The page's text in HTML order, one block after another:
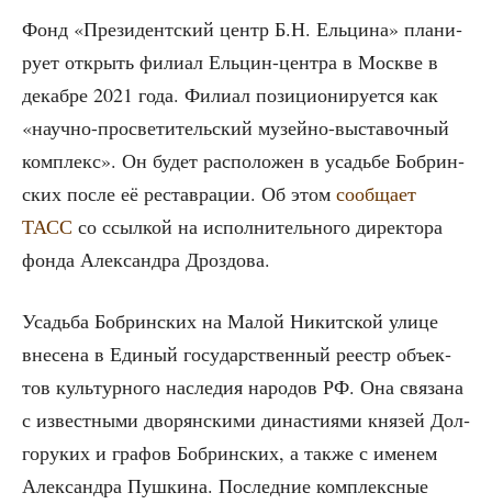
Фонд «Пре­зи­дент­ский центр Б.Н. Ель­ци­на» пла­ни­
ру­ет открыть фили­ал Ель­цин-цен­тра в Москве в
декаб­ре 2021 года. Фили­ал пози­ци­о­ни­ру­ет­ся как
«науч­но-про­све­ти­тель­ский музей­но-выста­воч­ный
ком­плекс». Он будет рас­по­ло­жен в усадь­бе Боб­рин­
ских после её рестав­ра­ции. Об этом сооб­ща­ет
ТАСС со ссыл­кой на испол­ни­тель­но­го дирек­то­ра
фон­да Алек­сандра Дроздова.
Усадь­ба Боб­рин­ских на Малой Никит­ской ули­це
вне­се­на в Еди­ный госу­дар­ствен­ный реестр объ­ек­
тов куль­тур­но­го насле­дия наро­дов РФ. Она свя­за­на
с извест­ны­ми дво­рян­ски­ми дина­сти­я­ми кня­зей Дол­
го­ру­ких и гра­фов Боб­рин­ских, а так­же с име­нем
Алек­сандра Пуш­ки­на. Послед­ние ком­плекс­ные